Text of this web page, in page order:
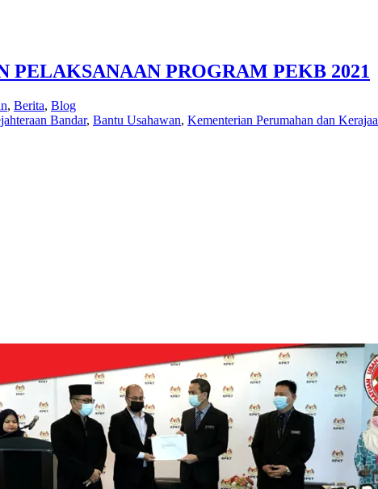
PELAKSANAAN PROGRAM PEKB 2021
, Berita, Blog
Bandar, Bantu Usahawan, Kementerian Perumahan dan